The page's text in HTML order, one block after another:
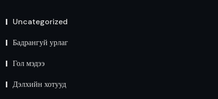
Uncategorized
Бадрангуй урлаг
Гол мэдээ
Дэлхийн хотууд